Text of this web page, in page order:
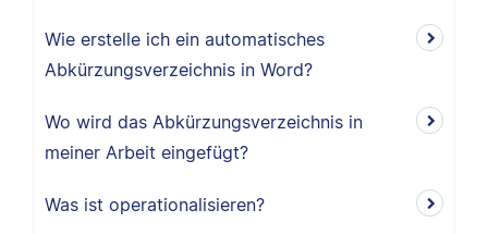
Wie erstelle ich ein automatisches
Abkürzungsverzeichnis in Word?
Wo wird das Abkürzungsverzeichnis in
meiner Arbeit eingefügt?
Was ist operationalisieren?